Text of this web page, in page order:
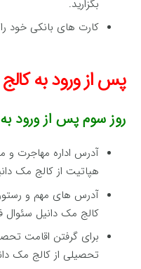
بگزارید.
کارت های بانکی خود
پس از ورود به
روز سوم پس از ورود
آدرس اداره مهاجرت و
هپاتیت از کالج مک
آدرس های مهم و
کالج مک دانیل سئوال
برای گرفتن اقامت
تحصیلی از کالج مک